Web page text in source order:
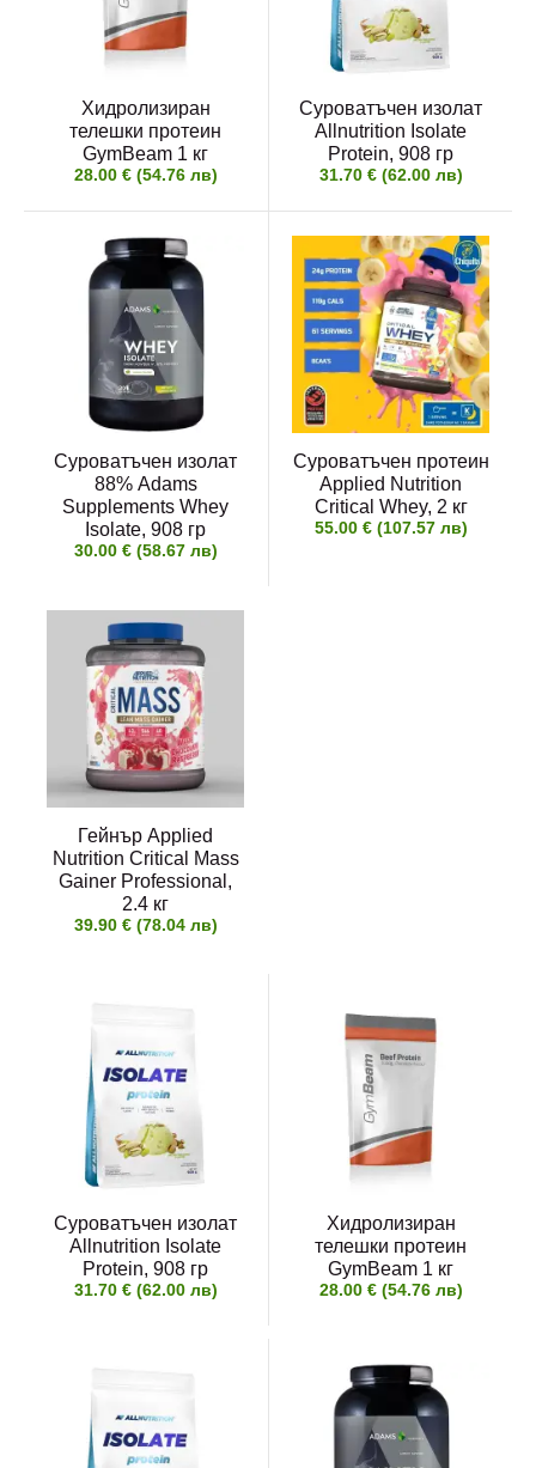
Хидролизиран
телешки протеин
GymBeam 1 кг
28.00 € (54.76 лв)
Суроватъчен изолат
Allnutrition Isolate
Protein, 908 гр
31.70 € (62.00 лв)
Суроватъчен изолат
88% Adams
Supplements Whey
Isolate, 908 гр
30.00 € (58.67 лв)
Суроватъчен протеин
Applied Nutrition
Critical Whey, 2 кг
55.00 € (107.57 лв)
Гейнър Applied
Nutrition Critical Mass
Gainer Professional,
2.4 кг
39.90 € (78.04 лв)
Суроватъчен изолат
Allnutrition Isolate
Protein, 908 гр
31.70 € (62.00 лв)
Хидролизиран
телешки протеин
GymBeam 1 кг
28.00 € (54.76 лв)